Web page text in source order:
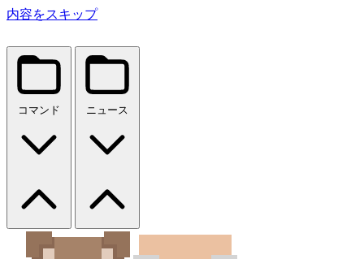
内容をスキップ
コマンド ニュース